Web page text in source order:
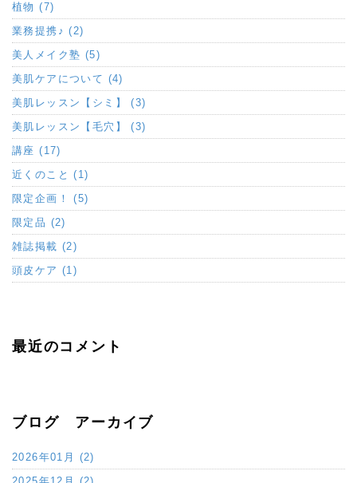
植物 (7)
業務提携♪ (2)
美人メイク塾 (5)
美肌ケアについて (4)
美肌レッスン【シミ】 (3)
美肌レッスン【毛穴】 (3)
講座 (17)
近くのこと (1)
限定企画！ (5)
限定品 (2)
雑誌掲載 (2)
頭皮ケア (1)
最近のコメント
ブログ アーカイブ
2026年01月 (2)